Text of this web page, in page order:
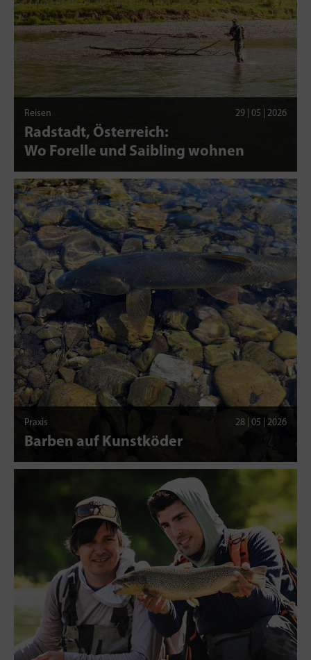
Reisen 29 | 05 | 2026
Radstadt, Österreich:
Wo Forelle und Saibling wohnen
Praxis 28 | 05 | 2026
Barben auf Kunstköder